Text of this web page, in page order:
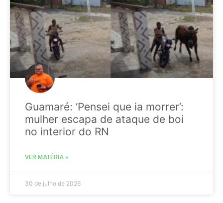
Guamaré: ‘Pensei que ia morrer’:
mulher escapa de ataque de boi
no interior do RN
VER MATÉRIA »
30 de julho de 2026